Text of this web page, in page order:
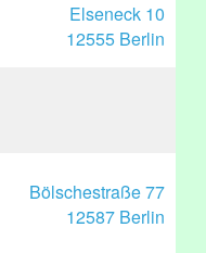
Elseneck 10
12555 Berlin
Bölschestraße 77
12587 Berlin